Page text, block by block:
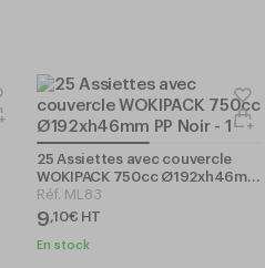
25 Assiettes avec couvercle
WOKIPACK 750cc Ø192xh46mm
PP Noir
Réf. ML83
9,10€ HT
En stock